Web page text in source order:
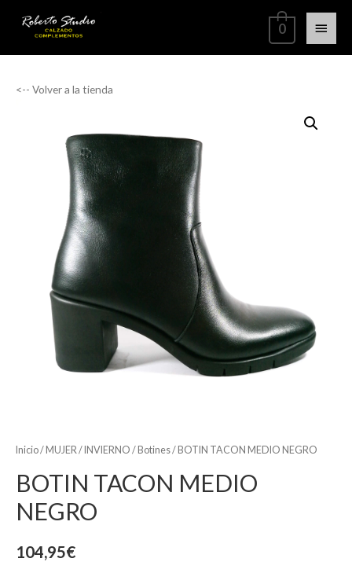
0
<-- Volver a la tienda
Inicio/ MUJER / INVIERNO / Botines/ BOTIN TACON MEDIO NEGRO
BOTIN TACON MEDIO
NEGRO
104,95€